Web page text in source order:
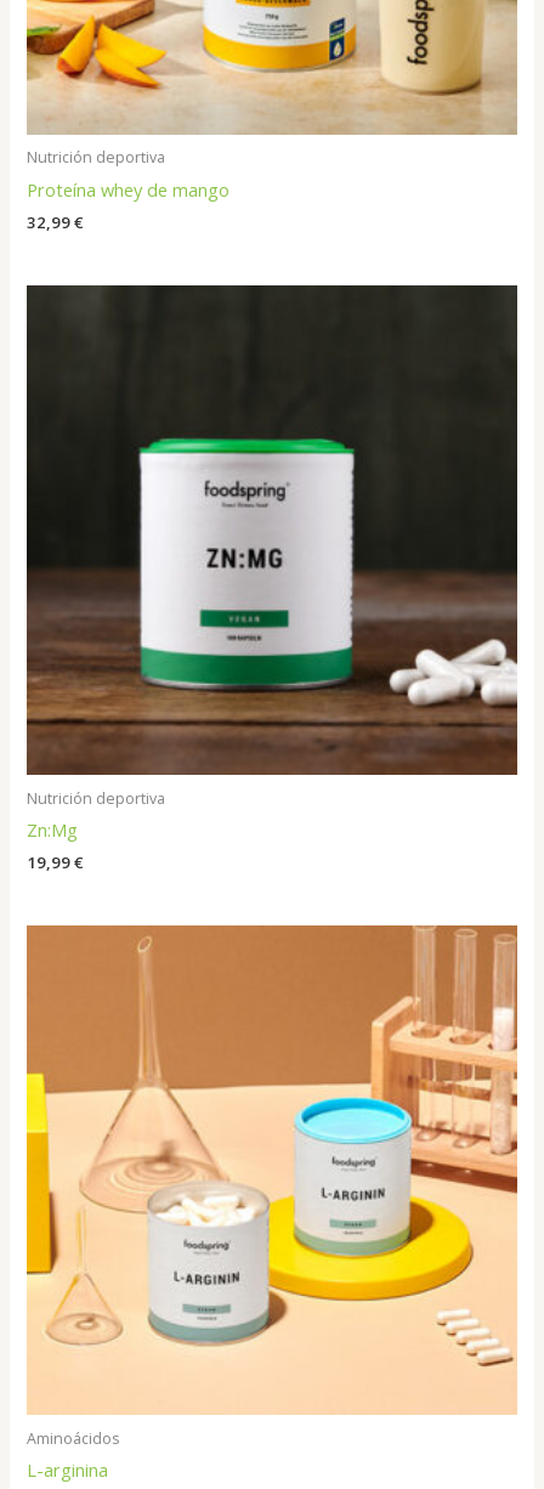
Nutrición deportiva
Proteína whey de mango
32,99€
Nutrición deportiva
Zn:Mg
19,99€
Aminoácidos
L-arginina